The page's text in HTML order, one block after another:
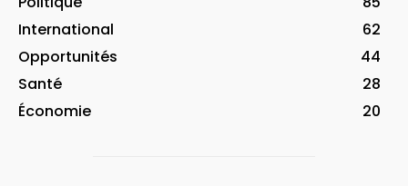
International
62
Opportunités
44
Santé
28
Économie
20